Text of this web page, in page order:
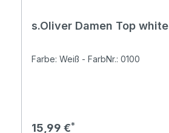
s.Oliver Damen Top white
Farbe: Weiß - FarbNr.: 0100
Regulärer Preis:
15,99 €